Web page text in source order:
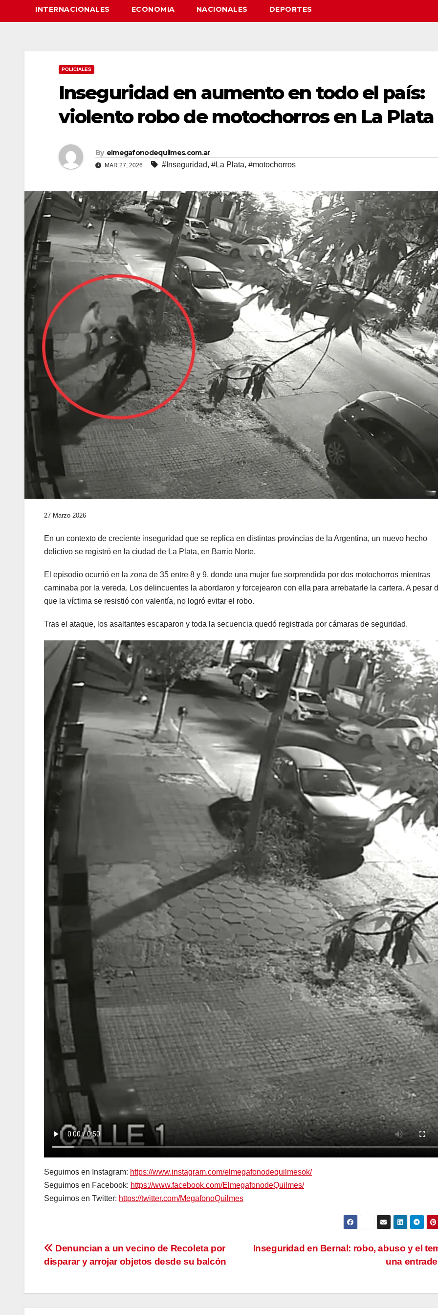
INTERNACIONALES ECONOMIA NACIONALES DEPORTES
POLICIALES
Inseguridad en aumento en todo el país:
violento robo de motochorros en La Plata
By elmegafonodequilmes.com.ar
MAR 27, 2026 #Inseguridad, #La Plata, #motochorros
27 Marzo 2026
En un contexto de creciente inseguridad que se replica en distintas provincias de la Argentina, un nuevo hecho
delictivo se registró en la ciudad de La Plata, en Barrio Norte.
El episodio ocurrió en la zona de 35 entre 8 y 9, donde una mujer fue sorprendida por dos motochorros mientras
caminaba por la vereda. Los delincuentes la abordaron y forcejearon con ella para arrebatarle la cartera. A pesar
que la víctima se resistió con valentía, no logró evitar el robo.
Tras el ataque, los asaltantes escaparon y toda la secuencia quedó registrada por cámaras de seguridad.
Seguimos en Instagram: https://www.instagram.com/elmegafonodequilmesok/
Seguimos en Facebook: https://www.facebook.com/ElmegafonodeQuilmes/
Seguimos en Twitter: https://twitter.com/MegafonoQuilmes
Navegación
de
entradas
Inseguridad en Bernal: robo, abuso y el
una
Denuncian a un vecino de Recoleta por
disparar y arrojar objetos desde su balcón